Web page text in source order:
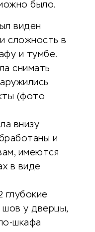
было.
виден
сложность в
и тумбе.
снимать
(фото
внизу
и
имеются
в виде
глубокие
шов у дверцы,
шкафа